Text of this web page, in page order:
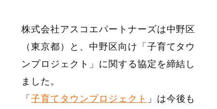
株式会社アスコエパートナーズは中野区
（東京都）と、中野区向け「子育てタウ
ンプロジェクト」に関する協定を締結し
ました。
「子育てタウンプロジェクト 」は今後も